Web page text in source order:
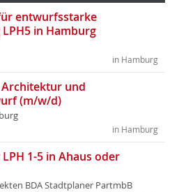
entwurfsstarke
in Hamburg
in Hamburg
und
(m/w/d)
in Hamburg
1-5 in Ahaus oder
BDA Stadtplaner PartmbB